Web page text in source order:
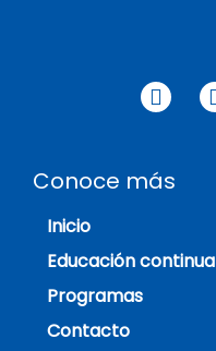
Conoce más
Inicio
Educación continua
Programas
Contacto